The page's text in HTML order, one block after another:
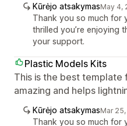
Kūrėjo atsakymasMay 4,
Thank you so much for
thrilled you’re enjoying
your support.
Plastic Models Kits
This is the best template
amazing and helps
Kūrėjo atsakymasMar
Thank you so much for